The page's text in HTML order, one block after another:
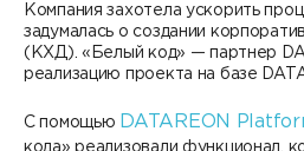
Компания захотела ускорить
задумалась о создании
(КХД). «Белый код» — партнер
реализацию проекта на базе
С помощью DATAREON
кода» реализовали функционал,